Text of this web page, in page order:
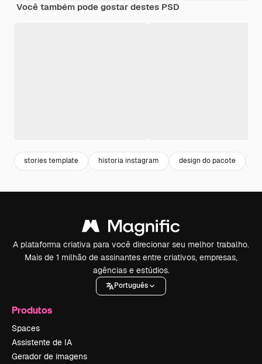
Você também pode gostar destes PSD
stories template historia instagram design do pacote
A plataforma criativa para você direcionar seu melhor trabalho.
Mais de 1 milhão de assinantes entre criativos, empresas,
agências e estúdios.
Português
Produtos
Spaces
Assistente de IA
Gerador de imagens